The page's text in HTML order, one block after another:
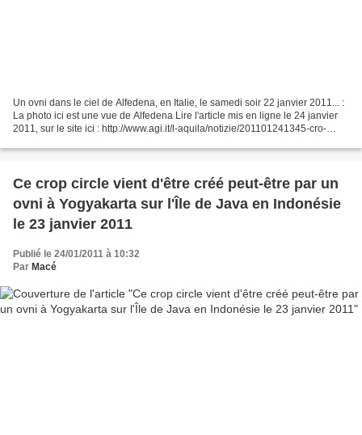
Un ovni dans le ciel de Alfedena, en Italie, le samedi soir 22 janvier 2011... :
La photo ici est une vue de Alfedena Lire l'article mis en ligne le 24 janvier
2011, sur le site ici : http://www.agi.it/l-aquila/notizie/201101241345-cro-
Ce crop circle vient d'être créé peut-être par un
ovni à Yogyakarta sur l'Île de Java en Indonésie
le 23 janvier 2011
Publié le 24/01/2011 à 10:32
Par Macé